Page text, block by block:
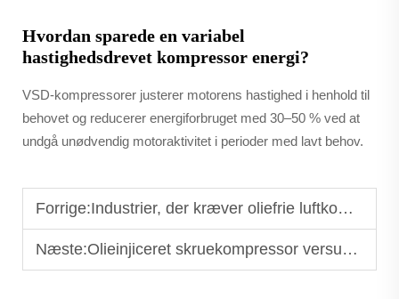
Hvordan sparede en variabel
hastighedsdrevet kompressor energi?
VSD-kompressorer justerer motorens hastighed i henhold til
behovet og reducerer energiforbruget med 30–50 % ved at
undgå unødvendig motoraktivitet i perioder med lavt behov.
Forrige:Industrier, der kræver oliefrie luftkompressorer
Næste:Olieinjiceret skruekompressor versus kolbekompressor: Nøgleforskelle